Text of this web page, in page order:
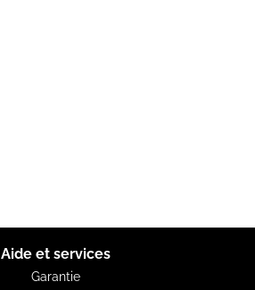
Aide et services
Garantie